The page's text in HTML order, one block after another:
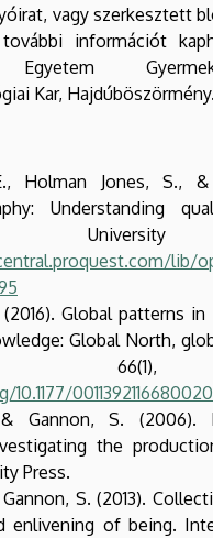
vagy szerkesztett
információt
Egyetem
Kar, Hajdúböszörmény.
Holman Jones, S., &
Understanding
lib/
(2016). Global patterns
Global North,
0011392116680020
Gannon, S. (2006).
the
Press.
S. (2013).
enlivening of being.